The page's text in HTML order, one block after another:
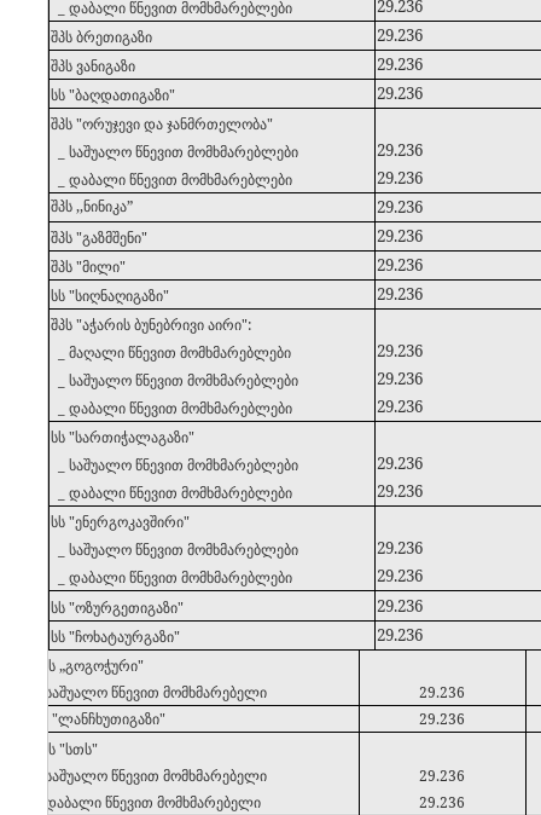
_ დაბალი წნევით მომხმარებლები 29.236
შპს ბრეთიგაზი 29.236
შპს ვანიგაზი 29.236
სს "ბაღდათიგაზი" 29.236
შპს "ორუჯევი და ჯანმრთელობა"
_ საშუალო წნევით მომხმარებლები
29.236
_ დაბალი წნევით მომხმარებლები 29.236
შპს ,,ნინიკა” 29.236
შპს "გაზმშენი" 29.236
შპს "მილი" 29.236
სს "სიღნაღიგაზი" 29.236
შპს "აჭარის ბუნებრივი აირი":
_ მაღალი წნევით მომხმარებლები
29.236
_ საშუალო წნევით მომხმარებლები 29.236
_ დაბალი წნევით მომხმარებლები 29.236
სს "სართიჭალაგაზი"
_ საშუალო წნევით მომხმარებლები
29.236
_ დაბალი წნევით მომხმარებლები 29.236
სს "ენერგოკავშირი"
_ საშუალო წნევით მომხმარებლები
29.236
_ დაბალი წნევით მომხმარებლები 29.236
სს "ოზურგეთიგაზი" 29.236
სს "ჩოხატაურგაზი" 29.236
სპს „გოგოჭური"
_ საშუალო წნევით მომხმარებელი
29.236
სს "ლანჩხუთიგაზი"
29.236
შპს "სთს"
_ საშუალო წნევით მომხმარებელი
29.236
_ დაბალი წნევით მომხმარებელი
29.236